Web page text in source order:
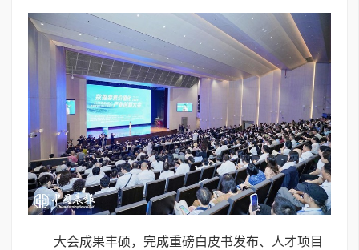
大会成果丰硕，完成重磅白皮书发布、人才项目